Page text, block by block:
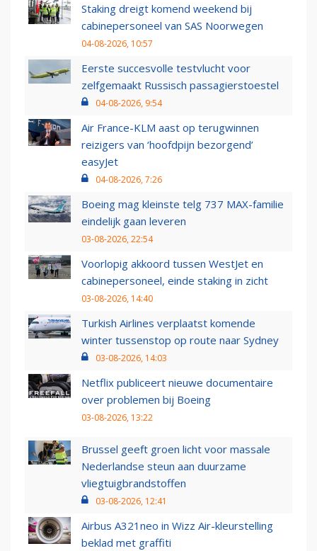
Staking dreigt komend weekend bij
cabinepersoneel van SAS Noorwegen
04-08-2026, 10:57
Eerste succesvolle testvlucht voor
zelfgemaakt Russisch passagierstoestel
04-08-2026, 9:54
Air France-KLM aast op terugwinnen
reizigers van ‘hoofdpijn bezorgend’
easyJet
04-08-2026, 7:26
Boeing mag kleinste telg 737 MAX-familie
eindelijk gaan leveren
03-08-2026, 22:54
Voorlopig akkoord tussen WestJet en
cabinepersoneel, einde staking in zicht
03-08-2026, 14:40
Turkish Airlines verplaatst komende
winter tussenstop op route naar Sydney
03-08-2026, 14:03
Netflix publiceert nieuwe documentaire
over problemen bij Boeing
03-08-2026, 13:22
Brussel geeft groen licht voor massale
Nederlandse steun aan duurzame
vliegtuigbrandstoffen
03-08-2026, 12:41
Airbus A321neo in Wizz Air-kleurstelling
beklad met graffiti